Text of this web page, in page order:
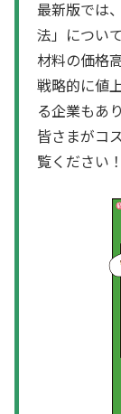
最新版では
法」につい
材料の価格
戦略的に値
る企業もあ
皆さまがコ
覧ください！